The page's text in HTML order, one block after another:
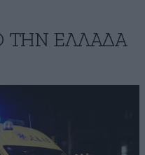
ΤΗΝ ΕΛΛΑΔΑ